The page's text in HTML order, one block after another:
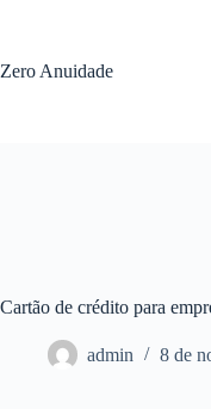
conteúdo
Zero Anuidade
Cartão de crédito para
admin 8 de